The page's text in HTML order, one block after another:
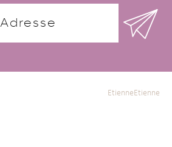
EtienneEtienne